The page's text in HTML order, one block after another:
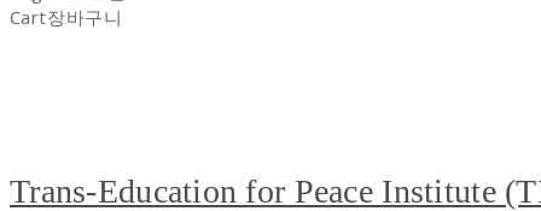
Cart장바구니
Trans-Education for Peace Institute